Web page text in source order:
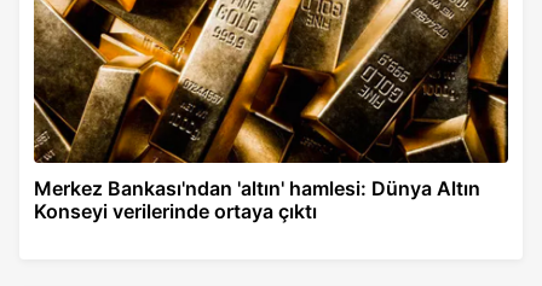
Merkez Bankası'ndan 'altın' hamlesi: Dünya Altın
Konseyi verilerinde ortaya çıktı